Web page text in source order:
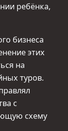
ребёнка,
бизнеса
этих
на
туров.
с
схему